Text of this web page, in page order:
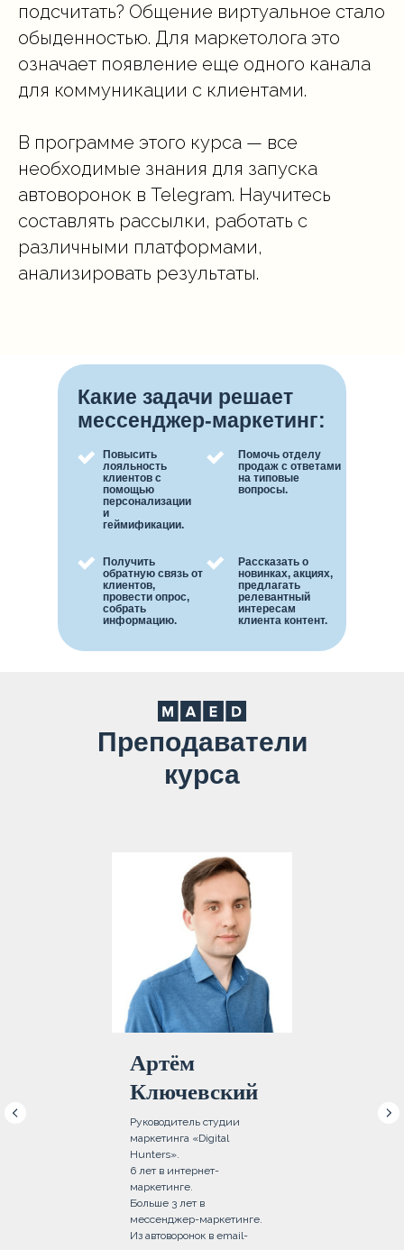
подсчитать? Общение виртуальное стало
обыденностью. Для маркетолога это
означает появление еще одного канала
для коммуникации с клиентами.
В программе этого курса — все
необходимые знания для запуска
автоворонок в Telegram. Научитесь
составлять рассылки, работать с
различными платформами,
анализировать результаты.
Какие задачи решает
мессенджер-маркетинг:
Повысить
лояльность
клиентов с
помощью
персонализации
и
геймификации.
Помочь отделу
продаж с ответами
на типовые
вопросы.
Получить
обратную связь от
клиентов,
провести опрос,
собрать
информацию.
Рассказать о
новинках, акциях,
предлагать
релевантный
интересам
клиента контент.
Преподаватели
курса
Артём
Ключевский
Руководитель студии
маркетинга «Digital
Hunters».
6 лет в интернет-
маркетинге.
Больше 3 лет в
мессенджер-маркетинге.
Из автоворонок в email-